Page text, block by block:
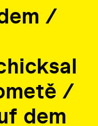
/
/
dem